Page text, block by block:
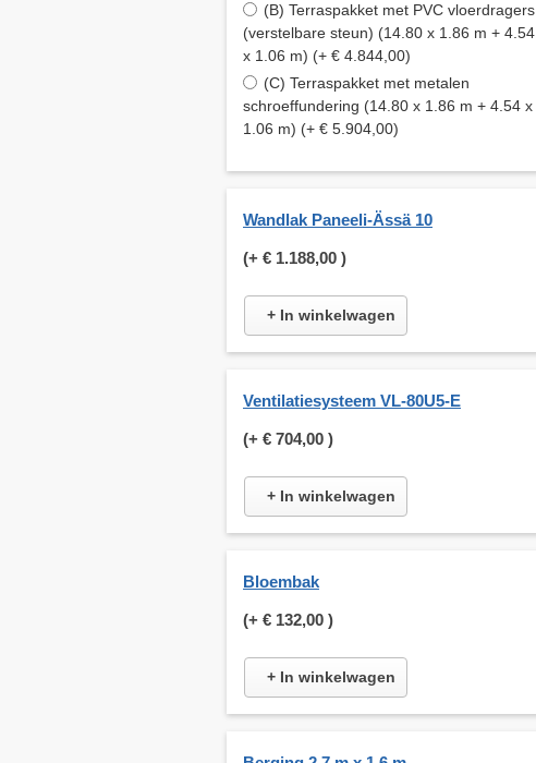
(B) Terraspakket met PVC vloerdragers
(verstelbare steun) (14.80 x 1.86 m + 4.54
x 1.06 m) (+ € 4.844,00)
(C) Terraspakket met metalen
schroeffundering (14.80 x 1.86 m + 4.54 x
1.06 m) (+ € 5.904,00)
Wandlak Paneeli-Ässä 10
(+ € 1.188,00 )
+ In winkelwagen
Ventilatiesysteem VL-80U5-E
(+ € 704,00 )
+ In winkelwagen
Bloembak
(+ € 132,00 )
+ In winkelwagen